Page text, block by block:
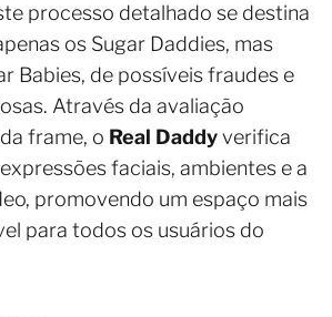
processo detalhado se destina
os Sugar Daddies, mas
Babies, de possíveis fraudes e
Através da avaliação
frame, o Real Daddyverifica
faciais, ambientes e a
promovendo um espaço mais
para todos os usuários do